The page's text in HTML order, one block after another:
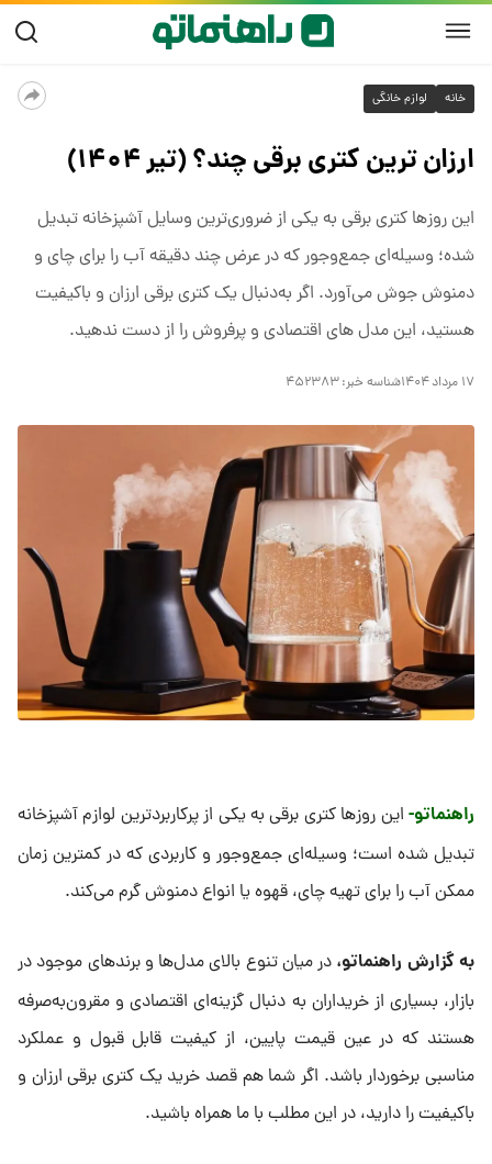
خانه لوازم خانگی
ارزان ترین کتری برقی چند؟ (تیر ۱۴۰۴)
این روزها کتری برقی به یکی از ضروری‌ترین وسایل آشپزخانه تبدیل
شده؛ وسیله‌ای جمع‌وجور که در عرض چند دقیقه آب را برای چای و
دمنوش جوش می‌آورد. اگر به‌دنبال یک کتری برقی ارزان و باکیفیت
هستید، این مدل های اقتصادی و پرفروش را از دست ندهید.
۱۷ مرداد ۱۴۰۴ شناسه خبر:۴۵۲۳۸۳
راهنماتو- این روزها کتری برقی به یکی از پرکاربردترین لوازم آشپزخانه‌
تبدیل شده است؛ وسیله‌ای جمع‌وجور و کاربردی که در کمترین زمان
ممکن آب را برای تهیه چای، قهوه یا انواع دمنوش گرم می‌کند.
به گزارش راهنماتو، در میان تنوع بالای مدل‌ها و برندهای موجود در
بازار، بسیاری از خریداران به دنبال گزینه‌ای اقتصادی و مقرون‌به‌صرفه
هستند که در عین قیمت پایین، از کیفیت قابل قبول و عملکرد
مناسبی برخوردار باشد. اگر شما هم قصد خرید یک کتری برقی ارزان و
باکیفیت را دارید، در این مطلب با ما همراه باشید.